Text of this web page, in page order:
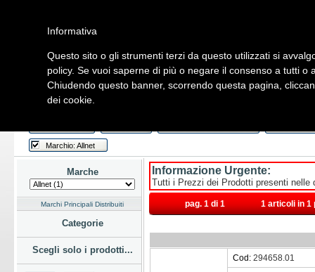
Home Listino Marchi Dati Cliente Servizi Company
Hardware Software Fotografia Telefonia Audio Video
Marchio: Allnet
Marche
Marchi Principali Distribuiti
Categorie
Scegli solo i prodotti...
Informazione Urgente:
Tutti i Prezzi dei Prodotti presenti
pag. 1 di 1 1 articoli in 1
Cod: 294658.01
Informativa
Questo sito o gli strumenti terzi da questo utilizzati si
policy. Se vuoi saperne di più o negare il consenso a tutti o
Chiudendo questo banner, scorrendo questa pagina,
dei cookie.